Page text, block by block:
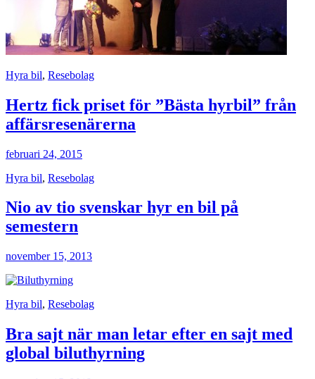
Hyra bil, Resebolag
Hertz fick priset för ”Bästa hyrbil” från
affärsresenärerna
februari 24, 2015
Hyra bil, Resebolag
Nio av tio svenskar hyr en bil på
semestern
november 15, 2013
Hyra bil, Resebolag
Bra sajt när man letar efter en sajt med
global biluthyrning